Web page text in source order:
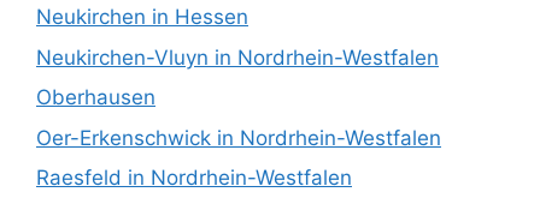
Neukirchen in Hessen
Neukirchen-Vluyn in Nordrhein-Westfalen
Oberhausen
Oer-Erkenschwick in Nordrhein-Westfalen
Raesfeld in Nordrhein-Westfalen